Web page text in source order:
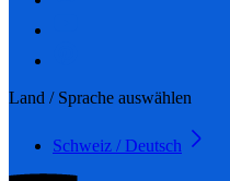
Land / Sprache auswählen
Schweiz / Deutsch